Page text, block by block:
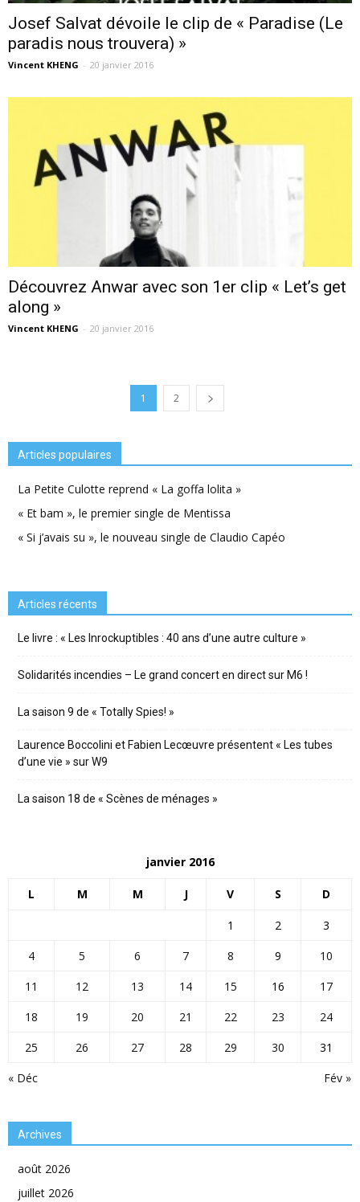
Josef Salvat dévoile le clip de « Paradise (Le
paradis nous trouvera) »
Vincent KHENG - 20 janvier 2016
Découvrez Anwar avec son 1er clip « Let’s get
along »
Vincent KHENG - 20 janvier 2016
1 2
Articles populaires
La Petite Culotte reprend « La goffa lolita »
« Et bam », le premier single de Mentissa
« Si j’avais su », le nouveau single de Claudio Capéo
Articles récents
Le livre : « Les Inrockuptibles : 40 ans d’une autre culture »
Solidarités incendies – Le grand concert en direct sur M6 !
La saison 9 de « Totally Spies! »
Laurence Boccolini et Fabien Lecœuvre présentent « Les tubes
d’une vie » sur W9
La saison 18 de « Scènes de ménages »
janvier 2016
L M M J V S D
« Déc Fév »
1 2
3
4
5 6 7 8 9
10
11
12 13 14 15 16
17
18
19 20 21 22 23
24
25
26 27 28 29 30 31
Archives
août 2026
juillet 2026